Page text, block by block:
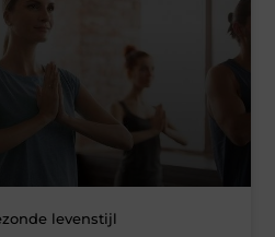
levenstijl